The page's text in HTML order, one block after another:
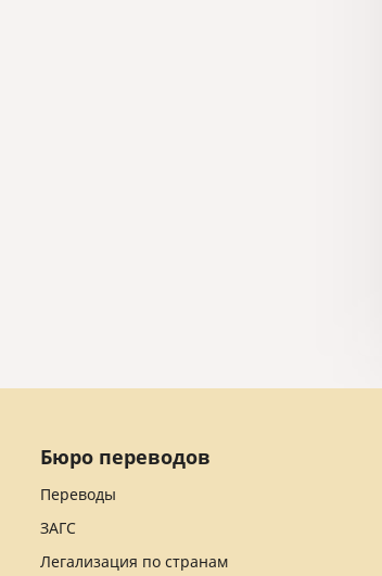
Бюро переводов
Переводы
ЗАГС
Легализация по странам